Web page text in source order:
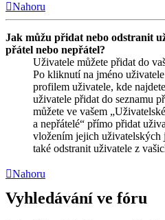
Nahoru
Jak můžu přidat nebo odstranit
přátel nebo nepřátel?
Uživatele můžete přidat do
Po kliknutí na jméno uživatele
profilem uživatele, kde
uživatele přidat do seznamu
můžete ve vašem
a nepřátelé“ přímo přidat
vložením jejich uživatelských
také odstranit uživatele z
Nahoru
Vyhledávání ve fóru